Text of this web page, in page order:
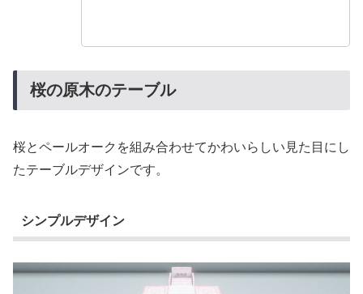
桜の原木のテーブル
桜とペールオークを組み合わせてかわいらしい見た目にし
たテーブルデザインです。
シンプルデザイン